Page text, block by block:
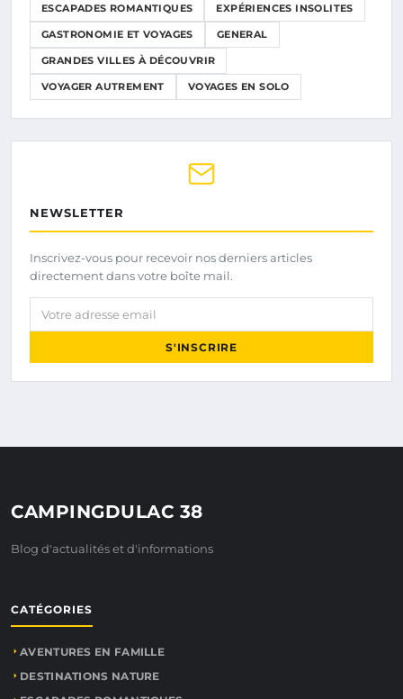
ESCAPADES ROMANTIQUES EXPÉRIENCES INSOLITES
GASTRONOMIE ET VOYAGES GENERAL
GRANDES VILLES À DÉCOUVRIR
VOYAGER AUTREMENT VOYAGES EN SOLO
NEWSLETTER
Inscrivez-vous pour recevoir nos derniers articles
directement dans votre boîte mail.
Votre adresse email
S'INSCRIRE
CAMPINGDULAC 38
Blog d'actualités et d'informations
CATÉGORIES
AVENTURES EN FAMILLE
DESTINATIONS NATURE